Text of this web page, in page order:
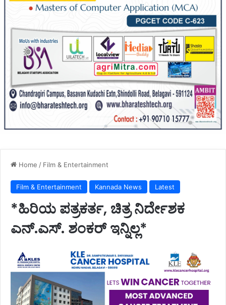
Home / Film & Entertainment
Film & Entertainment Kannada News Latest
*ಹಿರಿಯ ಪತ್ರಕರ್ತ, ಚಿತ್ರ ನಿರ್ದೇಶಕ
ಎನ್.ಎಸ್. ಶಂಕರ್ ಇನ್ನಿಲ್ಲ*